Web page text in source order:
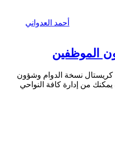
أحمد العدواني
الموظفين
كريستال نسخة الدوام وشؤون
من إدارة كافة النواحي